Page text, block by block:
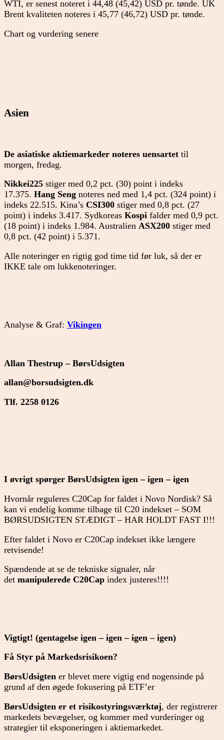
WTI, er senest noteret i 44,48 (45,42) USD pr. tønde. UK
Brent kvaliteten noteres i 45,77 (46,72) USD pr. tønde.
Chart og vurdering senere
Asien
De asiatiske aktiemarkeder noteres uensartet til
morgen, fredag.
Nikkei225 stiger med 0,2 pct. (30) point i indeks
17.375. Hang Seng noteres ned med 1,4 pct. (324 point) i
indeks 22.515. Kina’s CSI300 stiger med 0,8 pct. (27
point) i indeks 3.417. Sydkoreas Kospi falder med 0,9 pct.
(18 point) i indeks 1.984. Australien ASX200 stiger med
0,8 pct. (42 point) i 5.371.
Alle noteringer en rigtig god time tid før luk, så der er
IKKE tale om lukkenoteringer.
Analyse & Graf: Vikingen
Allan Thestrup – BørsUdsigten
allan@borsudsigten.dk
Tlf. 2258 0126
I øvrigt spørger BørsUdsigten igen – igen – igen
Hvornår reguleres C20Cap for faldet i Novo Nordisk? Så
kan vi endelig komme tilbage til C20 indekset – SOM
BØRSUDSIGTEN STÆDIGT – HAR HOLDT FAST I!!!
Efter faldet i Novo er C20Cap indekset ikke længere
retvisende!
Spændende at se de tekniske signaler, når
det manipulerede C20Cap index justeres!!!!
Vigtigt! (gentagelse igen – igen – igen – igen)
Få Styr på Markedsrisikoen?
BørsUdsigten er blevet mere vigtig end nogensinde på
grund af den øgede fokusering på ETF’er
BørsUdsigten er et risikostyringsværktøj, der registrerer
markedets bevægelser, og kommer med vurderinger og
strategier til eksponeringen i aktiemarkedet.